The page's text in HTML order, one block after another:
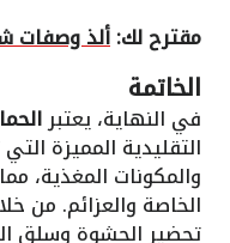
مقترح لك:ألذ وصفات
الخاتمة
في النهاية، يعتبر
التقليدية المميزة
والمكونات المغذية،
الخاصة والعزائم. من
تحضير الحشوة وسلق